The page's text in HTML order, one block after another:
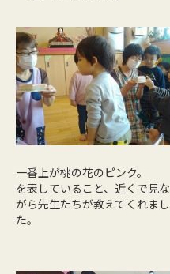
一番上が桃の花のピンク。
を表していること、近くで見な
がら先生たちが教えてくれまし
た。